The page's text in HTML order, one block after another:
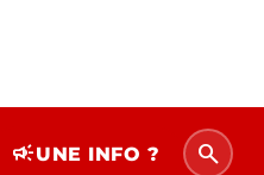
campaignUNE INFO ? search